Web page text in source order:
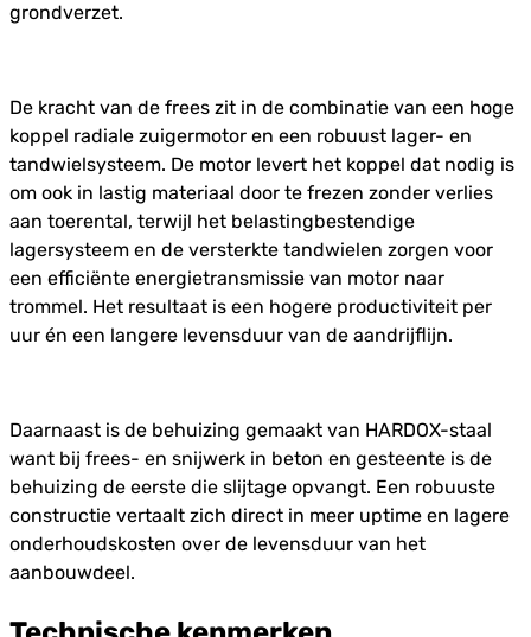
grondverzet.
De kracht van de frees zit in de combinatie van een hoge
koppel radiale zuigermotor en een robuust lager- en
tandwielsysteem. De motor levert het koppel dat nodig is
om ook in lastig materiaal door te frezen zonder verlies
aan toerental, terwijl het belastingbestendige
lagersysteem en de versterkte tandwielen zorgen voor
een efficiënte energietransmissie van motor naar
trommel. Het resultaat is een hogere productiviteit per
uur én een langere levensduur van de aandrijflijn.
Daarnaast is de behuizing gemaakt van HARDOX-staal
want bij frees- en snijwerk in beton en gesteente is de
behuizing de eerste die slijtage opvangt. Een robuuste
constructie vertaalt zich direct in meer uptime en lagere
onderhoudskosten over de levensduur van het
aanbouwdeel.